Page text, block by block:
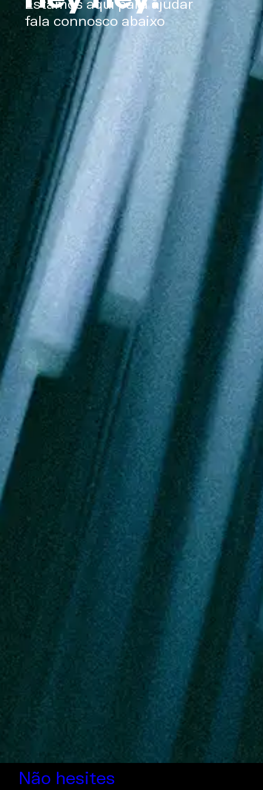
Estamos aqui para ajudar
fala connosco abaixo
Não hesites